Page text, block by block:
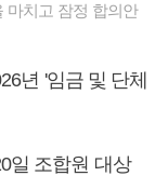
마치고 잠정 합의안
년 '임금 및 단체
일 조합원 대상